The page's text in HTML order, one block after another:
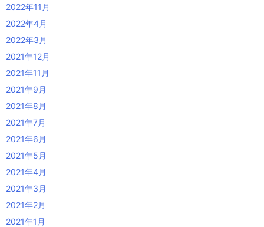
2022年11月
2022年4月
2022年3月
2021年12月
2021年11月
2021年9月
2021年8月
2021年7月
2021年6月
2021年5月
2021年4月
2021年3月
2021年2月
2021年1月